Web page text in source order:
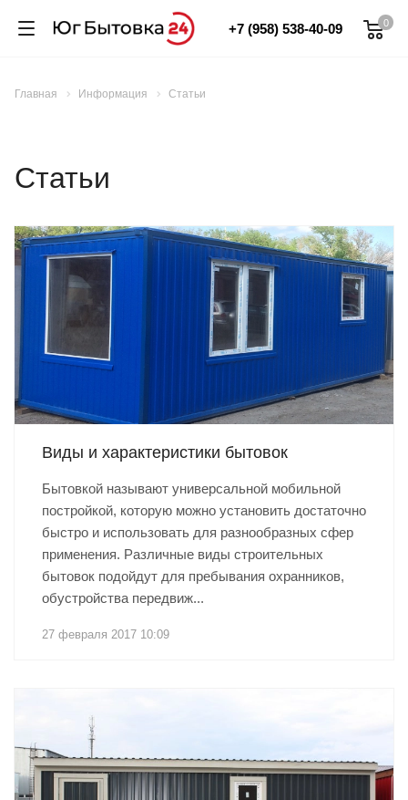
0
+7 (958) 538-40-09
Главная Информация Статьи
Статьи
Виды и характеристики бытовок
Бытовкой называют универсальной мобильной
постройкой, которую можно установить достаточно
быстро и использовать для разнообразных сфер
применения. Различные виды строительных
бытовок подойдут для пребывания охранников,
обустройства передвиж...
27 февраля 2017 10:09